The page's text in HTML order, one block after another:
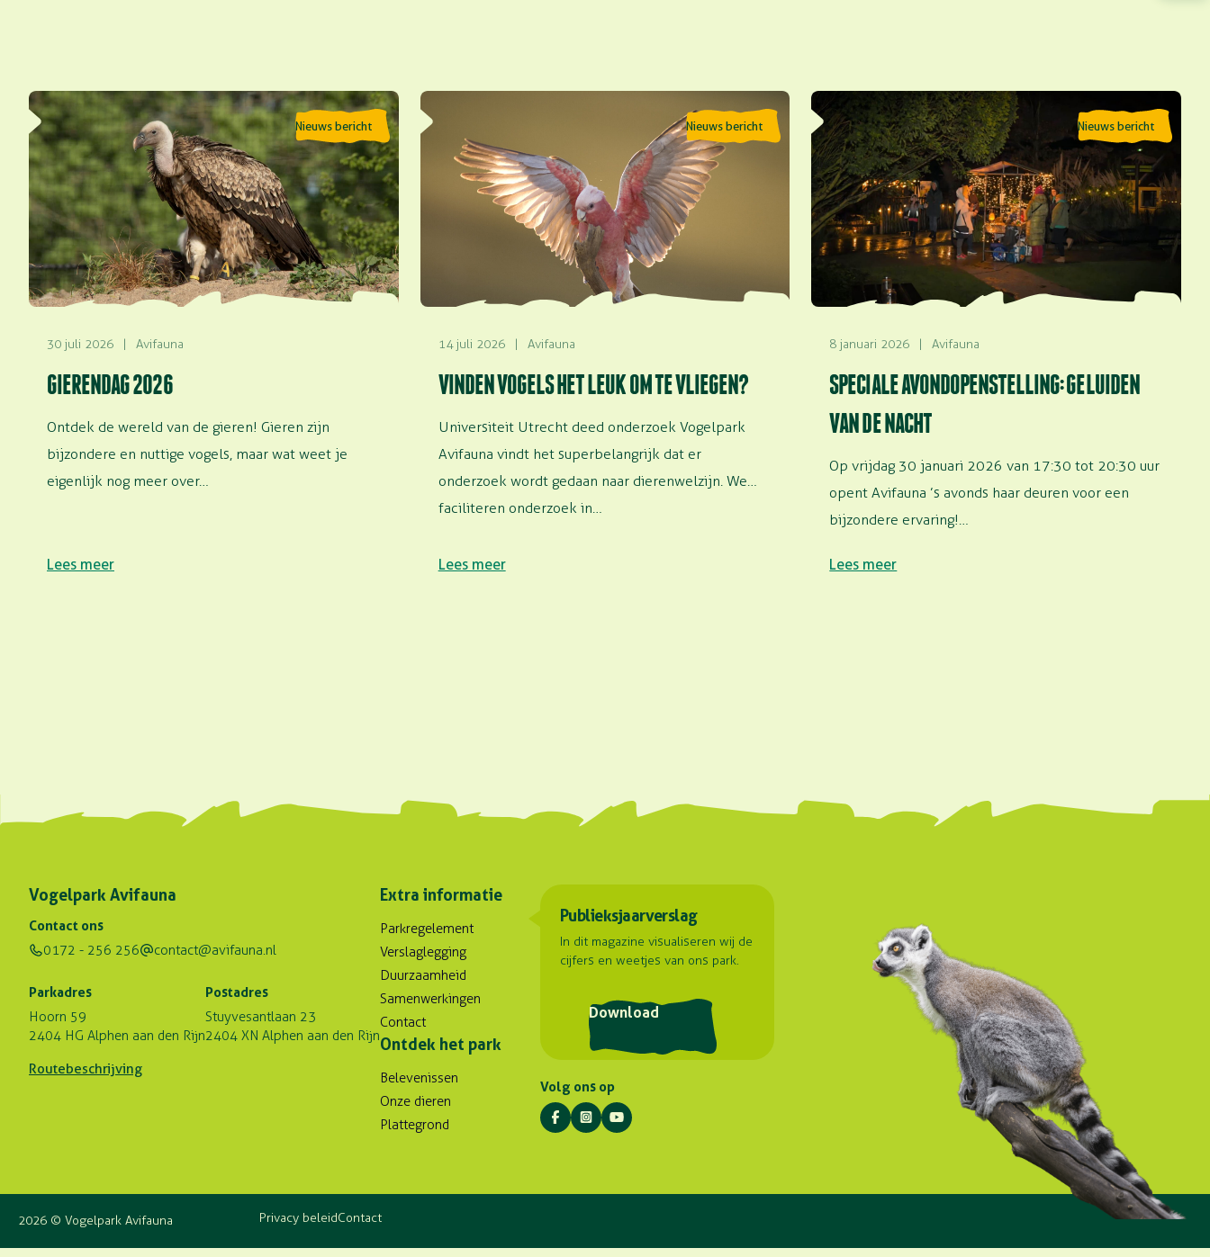
Nieuws bericht
30 juli 2026 | Avifauna
GIERENDAG 2026
Ontdek de wereld van de gieren! Gieren zijn
bijzondere en nuttige vogels, maar wat weet je
eigenlijk nog meer over…
Lees meer
Lees meer over Gierendag 2026
Nieuws bericht
14 juli 2026 | Avifauna
VINDEN VOGELS HET LEUK OM TE VLIEGEN?
Universiteit Utrecht deed onderzoek Vogelpark
Avifauna vindt het superbelangrijk dat er
onderzoek wordt gedaan naar dierenwelzijn. We
faciliteren onderzoek in…
Lees meer
Nieuws bericht
8 januari 2026 | Avifauna
SPECIALE AVONDOPENSTELLING: GELUIDEN
VAN DE NACHT
Op vrijdag 30 januari 2026 van 17:30 tot 20:30 uur
opent Avifauna ’s avonds haar deuren voor een
bijzondere ervaring!…
Lees meer
Lees meer over Speciale avondopenstelling: Geluiden
van de nacht
Vogelpark Avifauna
Contact ons
0172 - 256 256 contact@avifauna.nl
Parkadres
Hoorn 59
2404 HG Alphen aan den Rijn
Routebeschrijving
Postadres
Stuyvesantlaan 23
2404 XN Alphen aan den Rijn
Extra informatie
Parkregelement
Verslaglegging
Duurzaamheid
Samenwerkingen
Contact
Ontdek het park
Belevenissen
Onze dieren
Plattegrond
Publieksjaarverslag
In dit magazine visualiseren wij de
cijfers en weetjes van ons park.
Download
Volg ons op
2026 © Vogelpark Avifauna Privacy beleidContact